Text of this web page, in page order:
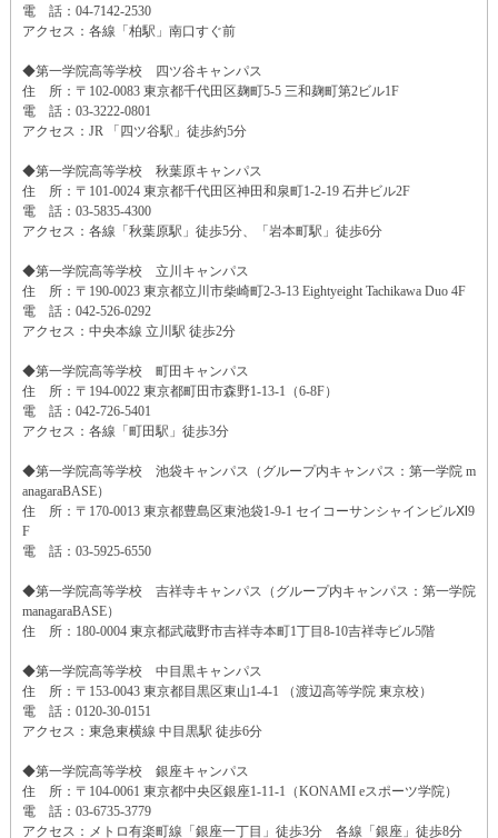
電 話：04-7142-2530
アクセス：各線「柏駅」南口すぐ前
◆第一学院高等学校 四ツ谷キャンパス
住 所：〒102-0083 東京都千代田区麹町5-5 三和麹町第2ビル1F
電 話：03-3222-0801
アクセス：JR 「四ツ谷駅」徒歩約5分
◆第一学院高等学校 秋葉原キャンパス
住 所：〒101-0024 東京都千代田区神田和泉町1-2-19 石井ビル2F
電 話：03-5835-4300
アクセス：各線「秋葉原駅」徒歩5分、「岩本町駅」徒歩6分
◆第一学院高等学校 立川キャンパス
住 所：〒190-0023 東京都立川市柴崎町2-3-13 Eightyeight Tachikawa Duo 4F
電 話：042-526-0292
アクセス：中央本線 立川駅 徒歩2分
◆第一学院高等学校 町田キャンパス
住 所：〒194-0022 東京都町田市森野1-13-1（6-8F）
電 話：042-726-5401
アクセス：各線「町田駅」徒歩3分
◆第一学院高等学校 池袋キャンパス（グループ内キャンパス：第一学院 m
anagaraBASE）
住 所：〒170-0013 東京都豊島区東池袋1-9-1 セイコーサンシャインビルⅪ9
F
電 話：03-5925-6550
◆第一学院高等学校 吉祥寺キャンパス（グループ内キャンパス：第一学院
managaraBASE）
住 所：180-0004 東京都武蔵野市吉祥寺本町1丁目8-10吉祥寺ビル5階
◆第一学院高等学校 中目黒キャンパス
住 所：〒153-0043 東京都目黒区東山1-4-1 （渡辺高等学院 東京校）
電 話：0120-30-0151
アクセス：東急東横線 中目黒駅 徒歩6分
◆第一学院高等学校 銀座キャンパス
住 所：〒104-0061 東京都中央区銀座1-11-1（KONAMI eスポーツ学院）
電 話：03-6735-3779
アクセス：メトロ有楽町線「銀座一丁目」徒歩3分 各線「銀座」徒歩8分